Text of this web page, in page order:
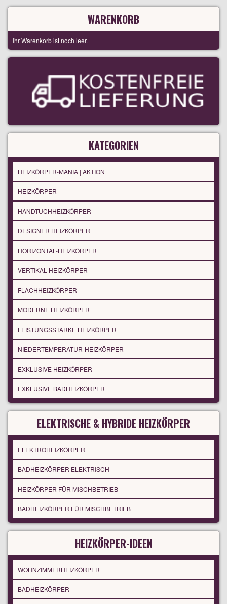
WARENKORB
Ihr Warenkorb ist noch leer.
KATEGORIEN
HEIZKÖRPER-MANIA | AKTION
HEIZKÖRPER
HANDTUCHHEIZKÖRPER
DESIGNER HEIZKÖRPER
HORIZONTAL-HEIZKÖRPER
VERTIKAL-HEIZKÖRPER
FLACHHEIZKÖRPER
MODERNE HEIZKÖRPER
LEISTUNGSSTARKE HEIZKÖRPER
NIEDERTEMPERATUR-HEIZKÖRPER
EXKLUSIVE HEIZKÖRPER
EXKLUSIVE BADHEIZKÖRPER
ELEKTRISCHE & HYBRIDE HEIZKÖRPER
ELEKTROHEIZKÖRPER
BADHEIZKÖRPER ELEKTRISCH
HEIZKÖRPER FÜR MISCHBETRIEB
BADHEIZKÖRPER FÜR MISCHBETRIEB
HEIZKÖRPER-IDEEN
WOHNZIMMERHEIZKÖRPER
BADHEIZKÖRPER